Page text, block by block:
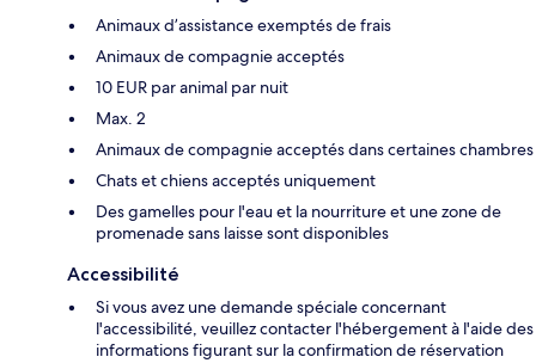
Animaux d’assistance exemptés de frais
Animaux de compagnie acceptés
10 EUR par animal par nuit
Max. 2
Animaux de compagnie acceptés dans certaines chambres
Chats et chiens acceptés uniquement
Des gamelles pour l'eau et la nourriture et une zone de
promenade sans laisse sont disponibles
Accessibilité
Si vous avez une demande spéciale concernant
l'accessibilité, veuillez contacter l'hébergement à l'aide des
informations figurant sur la confirmation de réservation